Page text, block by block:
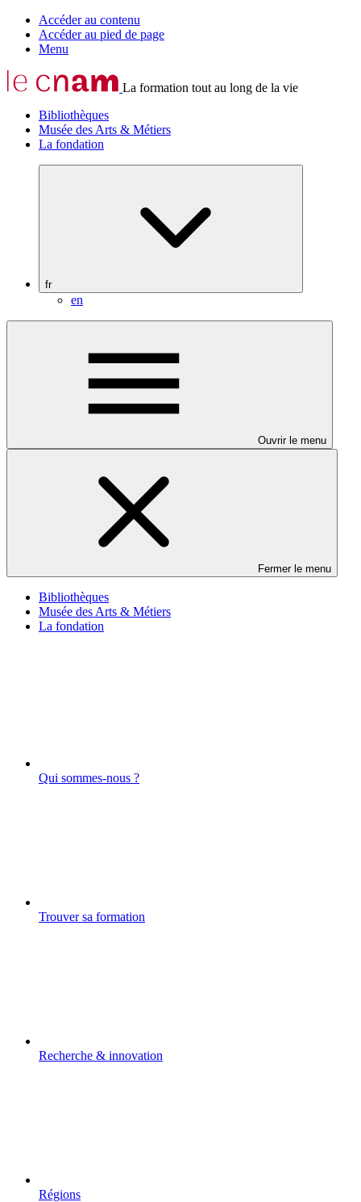
Accéder au contenu
Accéder au pied de page
Menu
La formation tout au long de la vie
Bibliothèques
Musée des Arts & Métiers
La fondation
fr
en
Ouvrir le menu
Fermer le menu
Bibliothèques
Musée des Arts & Métiers
La fondation
Qui sommes-nous ?
Trouver sa formation
Recherche & innovation
Régions